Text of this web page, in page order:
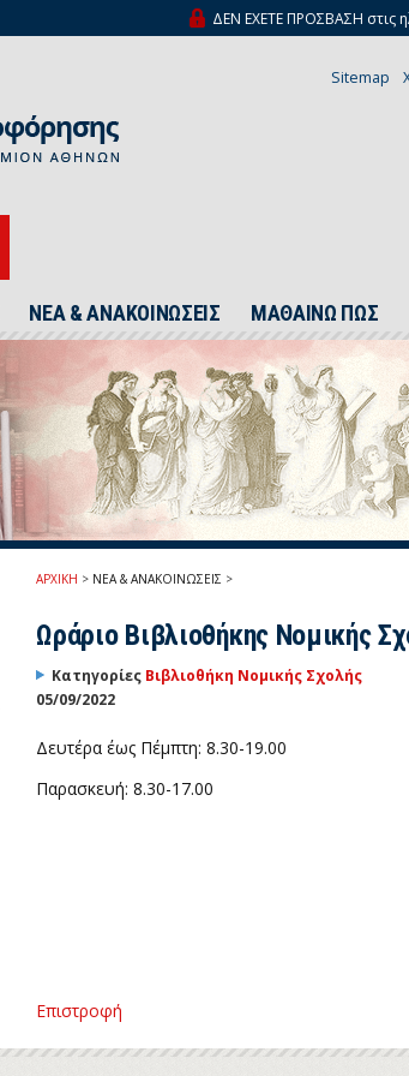
ΔΕΝ ΕΧΕΤΕ ΠΡΟΣΒΑΣΗ στις
Sitemap
ΝΕΑ & ΑΝΑΚΟΙΝΩΣΕΙΣ ΜΑΘΑΙΝΩ ΠΩΣ
ΑΡΧΙΚΗ > ΝΕΑ & ΑΝΑΚΟΙΝΩΣΕΙΣ >
Ωράριο Βιβλιοθήκης Νομικής
Κατηγορίες Βιβλιοθήκη Νομικής Σχολής
05/09/2022
Δευτέρα έως Πέμπτη: 8.30-19.00
Παρασκευή: 8.30-17.00
Επιστροφή